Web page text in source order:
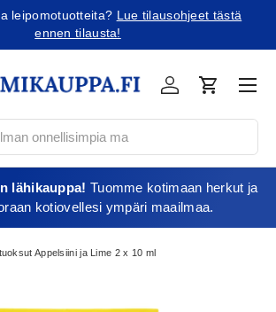
leipomotuotteita? Lue tilausohjeet tästä
ennen tilausta!
KirjauduOstoskori
lähikauppa! Tuomme kotimaan herkut ja
kotiovellesi ympäri maailmaa.
Appelsiini ja Lime 2 x 10 ml